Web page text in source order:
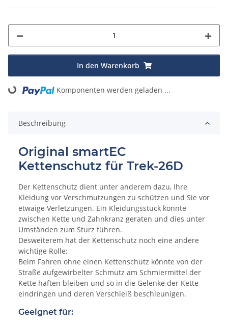
In den Warenkorb
Loading... Komponenten werden geladen ...
Beschreibung
Original smartEC
Kettenschutz für Trek-26D
Der Kettenschutz dient unter anderem dazu, Ihre
Kleidung vor Verschmutzungen zu schützen und Sie vor
etwaige Verletzungen. Ein Kleidungsstück könnte
zwischen Kette und Zahnkranz geraten und dies unter
Umständen zum Sturz führen.
Desweiterem hat der Kettenschutz noch eine andere
wichtige Rolle:
Beim Fahren ohne einen Kettenschutz könnte von der
Straße aufgewirbelter Schmutz am Schmiermittel der
Kette haften bleiben und so in die Gelenke der Kette
eindringen und deren Verschleiß beschleunigen.
Geeignet für: